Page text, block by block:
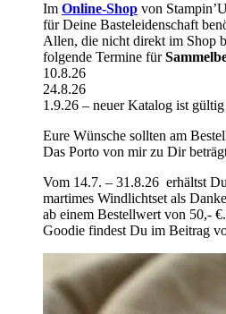
Im Online-Shop von
für Deine Basteleidenschaft
Allen, die nicht direkt im Shop
folgende Termine für
10.8.26
24.8.26
1.9.26 – neuer Katalog ist gültig
Eure Wünsche sollten am
Das Porto von mir zu Dir
Vom 14.7. – 31.8.26 erhältst
martimes Windlichtset als
ab einem Bestellwert von 50,-
Goodie findest Du im Beitrag